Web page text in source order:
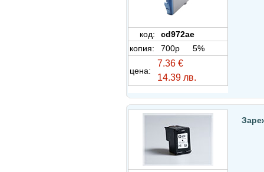
код:
cd972ae
копия:
700p 5%
цена:
7.36 €
14.39 лв.